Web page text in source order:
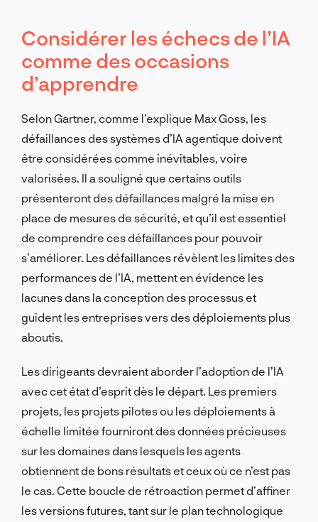
Considérer les échecs de l’IA
comme des occasions
d’apprendre
Selon Gartner, comme l’explique Max Goss, les
défaillances des systèmes d’IA agentique doivent
être considérées comme inévitables, voire
valorisées. Il a souligné que certains outils
présenteront des défaillances malgré la mise en
place de mesures de sécurité, et qu’il est essentiel
de comprendre ces défaillances pour pouvoir
s’améliorer. Les défaillances révèlent les limites des
performances de l’IA, mettent en évidence les
lacunes dans la conception des processus et
guident les entreprises vers des déploiements plus
aboutis.
Les dirigeants devraient aborder l’adoption de l’IA
avec cet état d’esprit dès le départ. Les premiers
projets, les projets pilotes ou les déploiements à
échelle limitée fourniront des données précieuses
sur les domaines dans lesquels les agents
obtiennent de bons résultats et ceux où ce n’est pas
le cas. Cette boucle de rétroaction permet d’affiner
les versions futures, tant sur le plan technologique